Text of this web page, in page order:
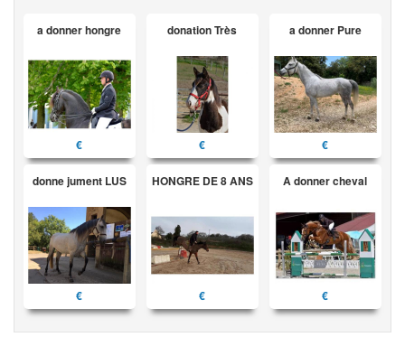
a donner hongre
€
donation Très
€
a donner Pure
€
donne jument LUS
€
HONGRE DE 8 ANS
€
A donner cheval
€